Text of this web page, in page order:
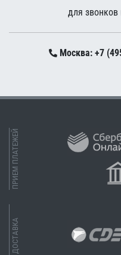
для звонков
Москва: +7
ПРИЕМ ПЛАТЕЖЕЙ
ДОСТАВКА